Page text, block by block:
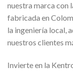
nuestra marca con
fabricada en
la ingeniería local,
nuestros clientes
Invierte en la